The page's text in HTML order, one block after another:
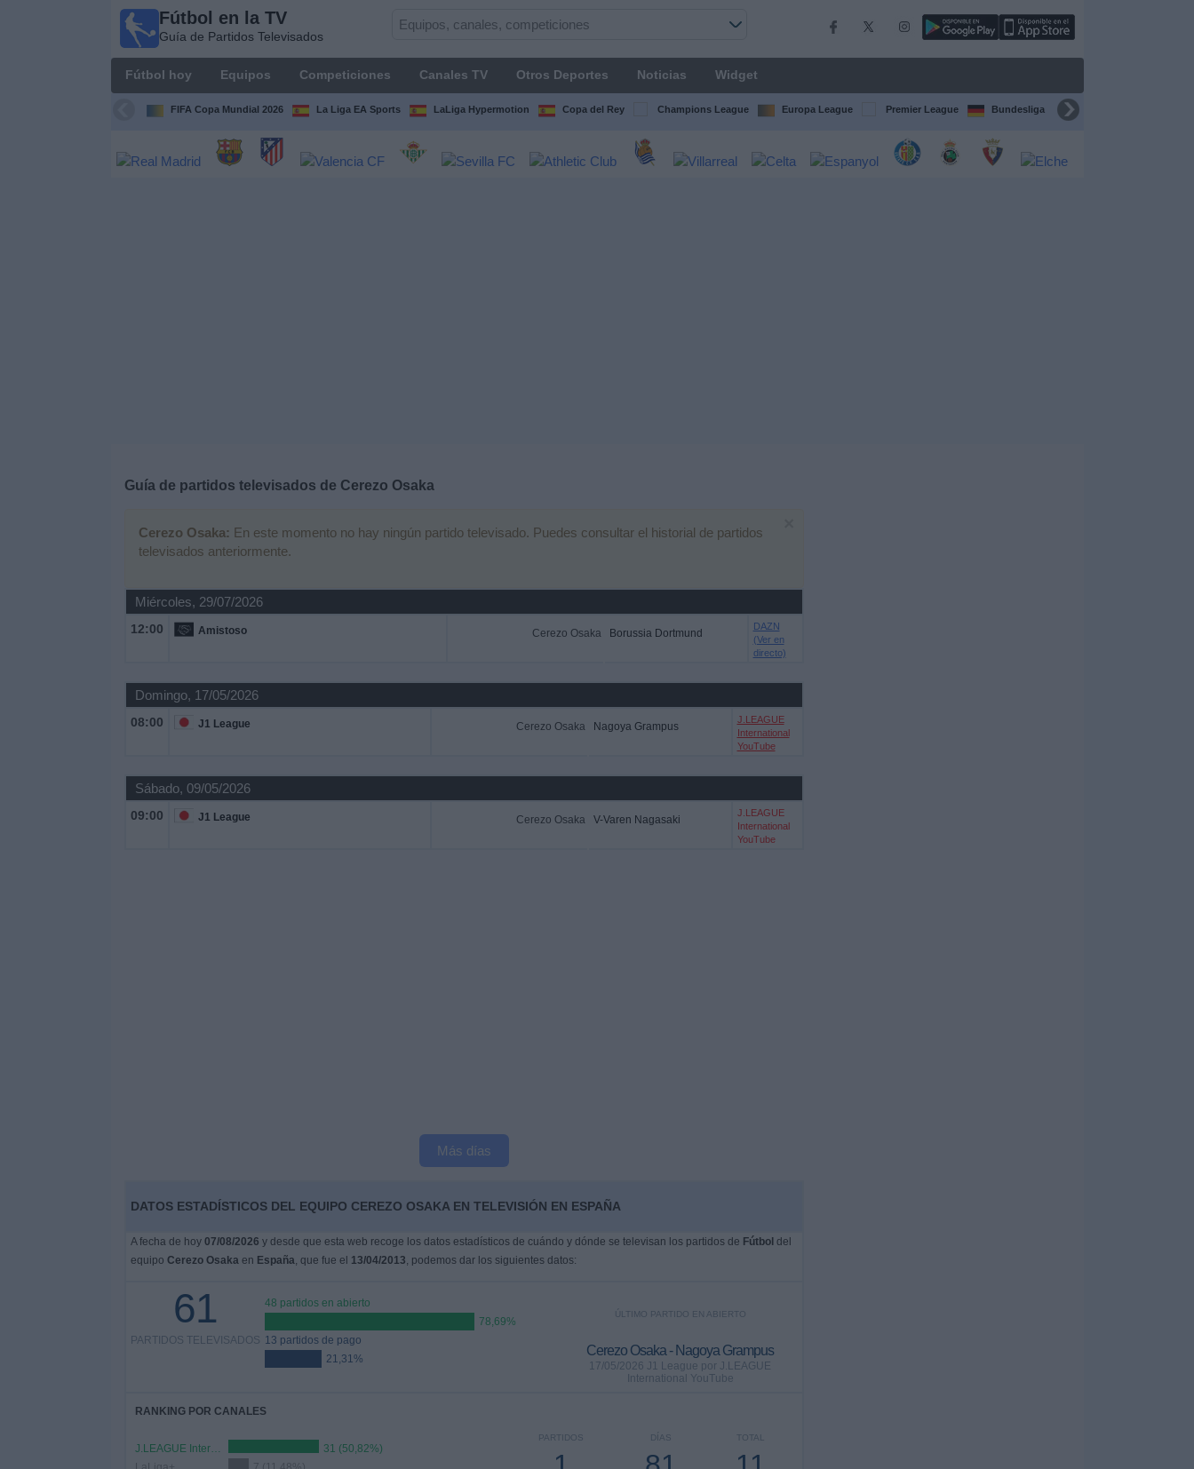
Fútbol en la TV
Guía de Partidos Televisados
Fútbol hoy Equipos Competiciones Canales TV Otros Deportes Noticias Widget
FIFA Copa Mundial 2026 La Liga EA Sports LaLiga Hypermotion Copa del Rey Champions League Europa League Premier League Bundesliga Supercopa de España
Guía de partidos televisados de Cerezo Osaka
Cerezo Osaka: En este momento no hay ningún partido televisado. Puedes consultar el historial de partidos
televisados anteriormente.
Miércoles, 29/07/2026
12:00 Amistoso Cerezo Osaka Borussia Dortmund
DAZN
(Ver en
directo)
Domingo, 17/05/2026
08:00 J1 League Cerezo Osaka Nagoya Grampus
J.LEAGUE
International
YouTube
Sábado, 09/05/2026
09:00 J1 League Cerezo Osaka V-Varen Nagasaki
J.LEAGUE
International
YouTube
Más días
DATOS ESTADÍSTICOS DEL EQUIPO CEREZO OSAKA EN TELEVISIÓN EN ESPAÑA
A fecha de hoy 07/08/2026 y desde que esta web recoge los datos estadísticos de cuándo y dónde se televisan los partidos de Fútbol del
equipo Cerezo Osakaen España, que fue el 13/04/2013, podemos dar los siguientes datos:
61
PARTIDOS TELEVISADOS
48 partidos en abierto
78,69%
13 partidos de pago
21,31%
ÚLTIMO PARTIDO EN ABIERTO
Cerezo Osaka - Nagoya Grampus
17/05/2026 J1 League por J.LEAGUE
International YouTube
RANKING POR CANALES
J.LEAGUE International YouTube
31 (50,82%)
TOTAL
DÍAS
PARTIDOS